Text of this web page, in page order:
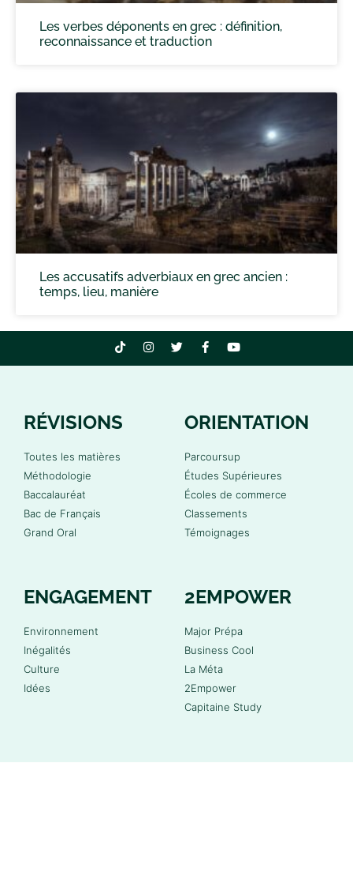
Les verbes déponents en grec : définition,
reconnaissance et traduction
Les accusatifs adverbiaux en grec ancien :
temps, lieu, manière
RÉVISIONS
Toutes les matières
Méthodologie
Baccalauréat
Bac de Français
Grand Oral
ORIENTATION
Parcoursup
Études Supérieures
Écoles de commerce
Classements
Témoignages
ENGAGEMENT
Environnement
Inégalités
Culture
Idées
2EMPOWER
Major Prépa
Business Cool
La Méta
2Empower
Capitaine Study